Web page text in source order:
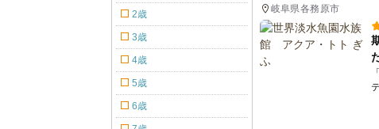
岐阜県各務原市
2歳
3歳
4歳
5歳
6歳